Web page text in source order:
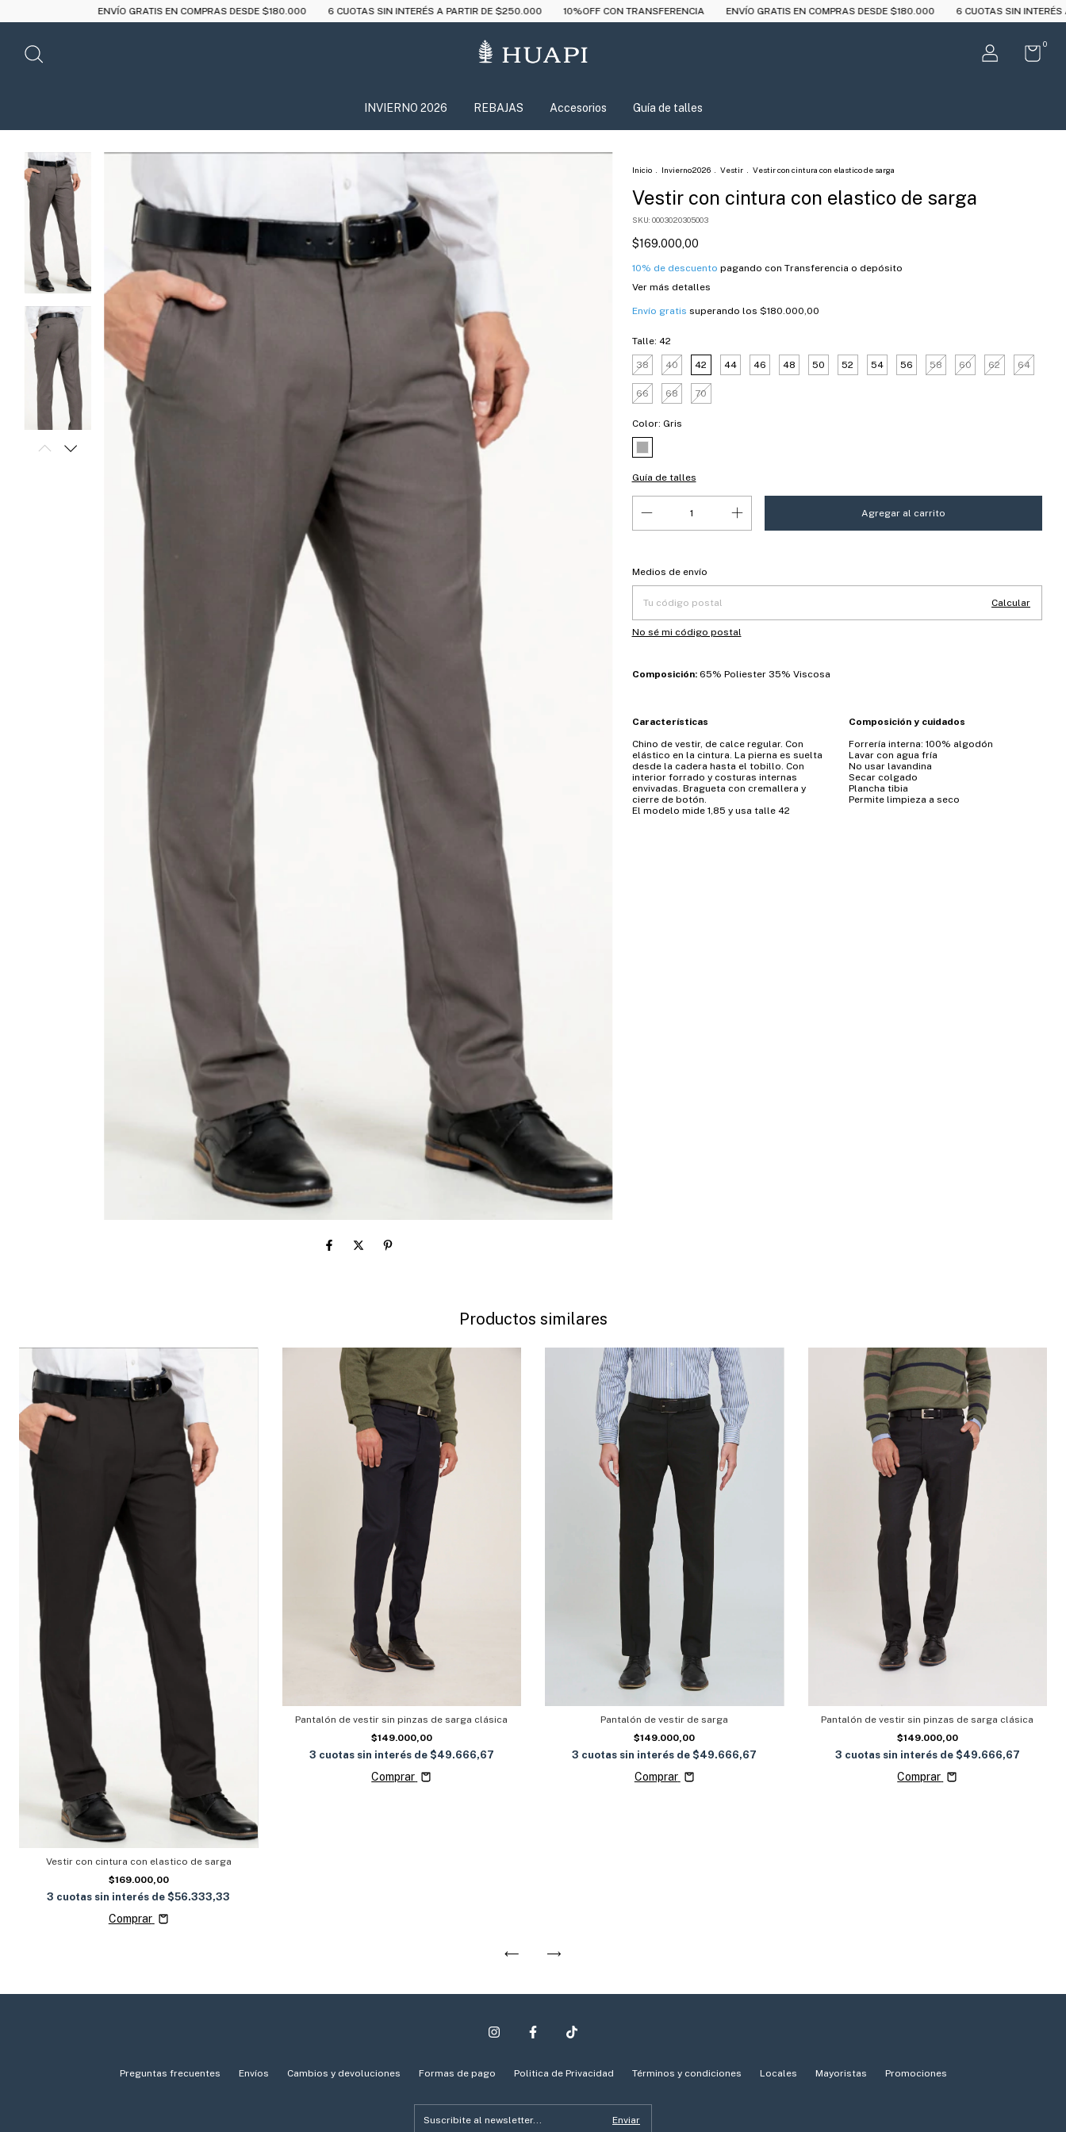
ENVÍO GRATIS EN COMPRAS DESDE $180.000 6 CUOTAS SIN INTERÉS A PARTIR DE $250.000 10%OFF CON TRANSFERENCIA ENVÍO GRATIS EN COMPRAS DESDE $180.000 6 CUOTAS SIN INTERÉS A PARTIR DE
0
INVIERNO 2026 REBAJAS Accesorios Guía de talles
Inicio Invierno2026 Vestir Vestir con cintura con elastico de sarga
Vestir con cintura con elastico de sarga
SKU: 0003020305003
$169.000,00
10% de descuento pagando con Transferencia o depósito
Ver más detalles
Envío gratis superando los $180.000,00
Talle: 42
38 40 42 44 46 48 50 52 54 56 58 60 62 64
66 68 70
Color: Gris
Guía de talles
Entregas para el CP:
Medios de envío
Calcular
No sé mi código postal
Composición: 65% Poliester 35% Viscosa
Características
Chino de vestir, de calce regular. Con
elástico en la cintura. La pierna es suelta
desde la cadera hasta el tobillo. Con
interior forrado y costuras internas
envivadas. Bragueta con cremallera y
cierre de botón.
El modelo mide 1,85 y usa talle 42
Composición y cuidados
Forrería interna: 100% algodón
Lavar con agua fría
No usar lavandina
Secar colgado
Plancha tibia
Permite limpieza a seco
Productos similares
Vestir con cintura con elastico de sarga
$169.000,00
3 cuotas sin interés de$56.333,33
Comprar
Pantalón de vestir sin pinzas de sarga clásica
$149.000,00
3 cuotas sin interés de $49.666,67
Comprar
Pantalón de vestir de sarga
$149.000,00
3 cuotas sin interés de$49.666,67
Comprar
Pantalón de vestir sin pinzas de sarga clásica
$149.000,00
3 cuotas sin interés de $49.666,67
Comprar
Preguntas frecuentes Envíos Cambios y devoluciones Formas de pago Politica de Privacidad Términos y condiciones Locales Mayoristas Promociones